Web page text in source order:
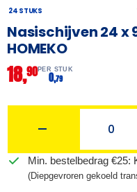
24 STUKS
Nasischijven 24 x
HOMEKO
18,90PER STUK
0,79
Min. bestelbedrag €25:
(Diepgevroren gekoeld